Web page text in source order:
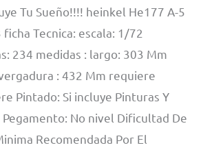
Tu Sueño!!!! heinkel He177 A-5
Tecnica: escala: 1/72
234 medidas : largo: 303 Mm
: 432 Mm requiere
Pintado: Si incluye Pinturas Y
Pegamento: No nivel Dificultad De
Recomendada Por El